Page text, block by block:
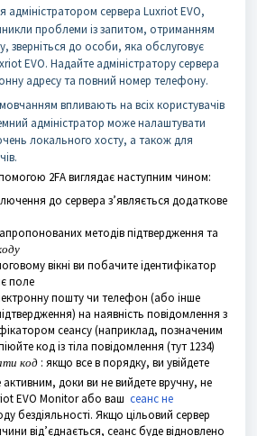
адміністратором сервера Luxriot EVO,
проблеми із запитом, отриманням
зверніться до особи, яка обслуговує
EVO. Надайте адміністратору сервера
адресу та повний номер телефону.
впливають на всіх користувачів
адміністратор може налаштувати
локального хосту, а також для
2FA виглядає наступним чином:
до сервера з’являється додаткове
методів підтвердження та
вікні ви побачите ідентифікатор
поле
пошту чи телефон (або інше
на наявність повідомлення з
сеансу (наприклад, позначеним
код із тіла повідомлення (тут 1234)
код : якщо все в порядку, ви увійдете
активним, доки ви не вийдете вручну, не
EVO Monitor або ваш сеанс не
бездіяльності. Якщо цільовий сервер
від’єднається, сеанс буде відновлено